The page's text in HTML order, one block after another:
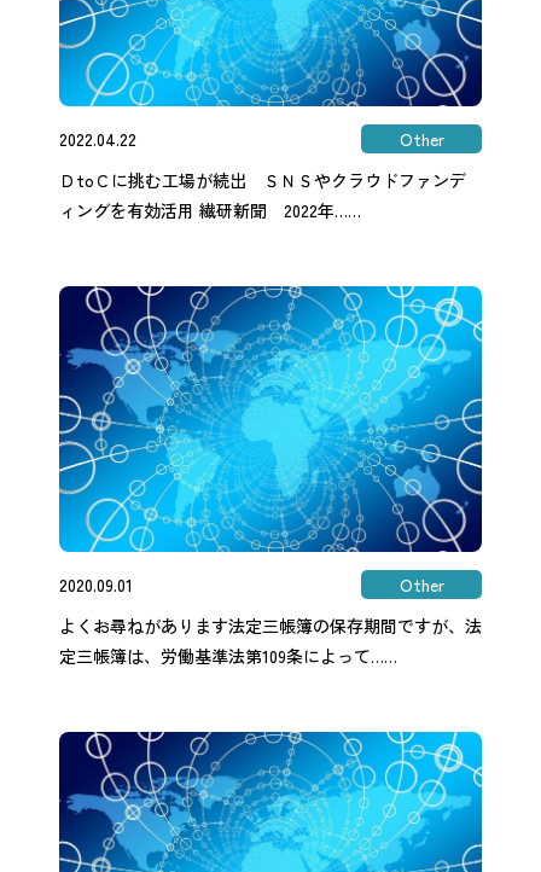
2022.04.22
Other
ＤtoＣに挑む工場が続出 ＳＮＳやクラウドファンデ
ィングを有効活用 繊研新聞 2022年……
2020.09.01
Other
よくお尋ねがあります法定三帳簿の保存期間ですが、法
定三帳簿は、労働基準法第109条によって……